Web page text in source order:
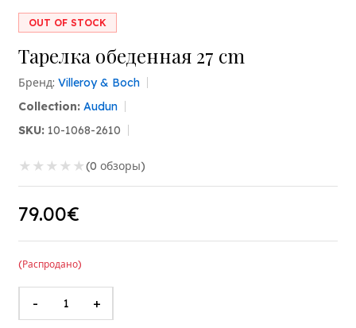
OUT OF STOCK
Тарелка обеденная 27 cm
Бренд: Villeroy & Boch
Collection: Audun
SKU: 10-1068-2610
★ ★ ★ ★ ★(0 обзоры)
79.00€
(Распродано)
- +